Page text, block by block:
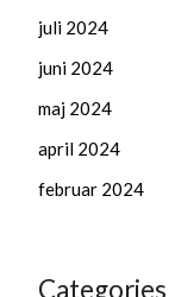
juli 2024
juni 2024
maj 2024
april 2024
februar 2024
Categories